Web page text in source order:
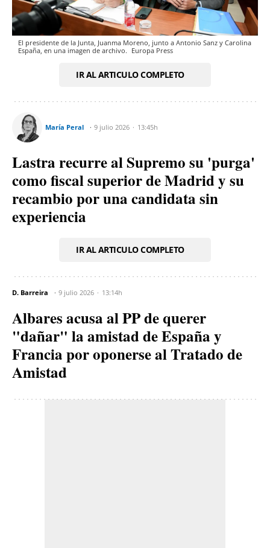
El presidente de la Junta, Juanma Moreno, junto a Antonio Sanz y Carolina
España, en una imagen de archivo. Europa Press
IR AL ARTICULO COMPLETO
María Peral 9 julio 2026 13:45h
Lastra recurre al Supremo su 'purga'
como fiscal superior de Madrid y su
recambio por una candidata sin
experiencia
IR AL ARTICULO COMPLETO
D. Barreira 9 julio 2026 13:14h
Albares acusa al PP de querer
"dañar" la amistad de España y
Francia por oponerse al Tratado de
Amistad